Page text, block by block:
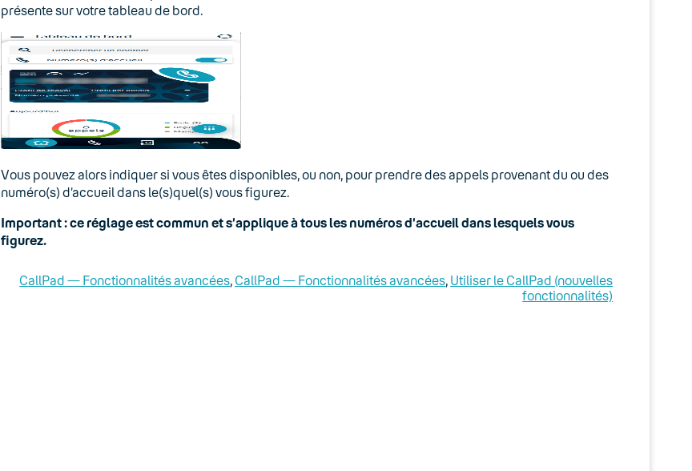
présente sur votre tableau de bord.
Vous pouvez alors indiquer si vous êtes disponibles, ou non, pour prendre des appels provenant du ou des
numéro(s) d’accueil dans le(s)quel(s) vous figurez.
Important : ce réglage est commun et s’applique à tous les numéros d’accueil dans lesquels vous
figurez.
CallPad — Fonctionnalités avancées CallPad — Fonctionnalités avancées Utiliser le CallPad (nouvelles
fonctionnalités)